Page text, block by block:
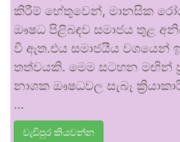
කිරීම් හේතුවෙන්, මානසික රෝග
ඖෂධ පිළිබඳව සමාජය තුළ
වී ඇත.එය සමාජයීය වශයෙන්
තත්වයකි. මෙම සටහන මඟින්
නාශක ඖෂධවල සැබෑ
…
වැඩිපුර කියවන්න